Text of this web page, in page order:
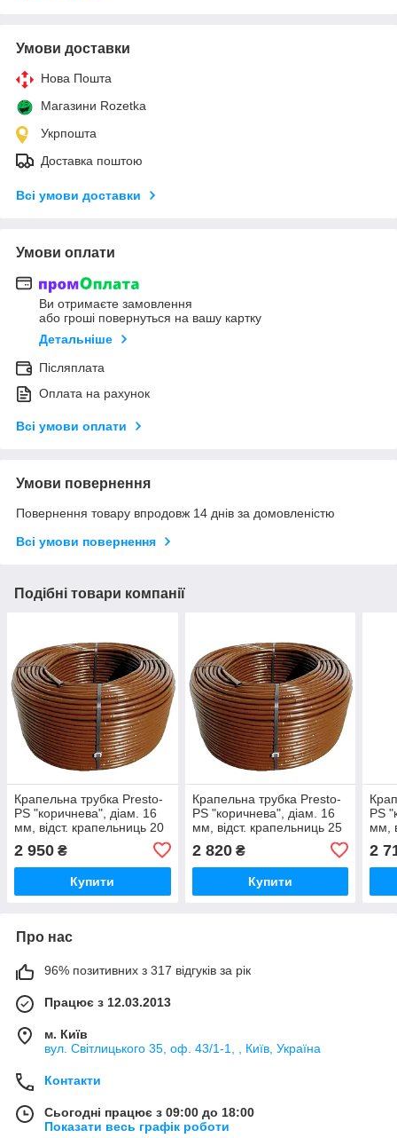
Умови доставки
Нова Пошта
Магазини Rozetka
Укрпошта
Доставка поштою
Всі умови доставки
Умови оплати
Ви отримаєте замовлення
або гроші повернуться на вашу картку
Детальніше
Післяплата
Оплата на рахунок
Всі умови оплати
Умови повернення
Повернення товару впродовж 14 днів за домовленістю
Всі умови повернення
Подібні товари компанії
Крапельна трубка Presto-
PS "коричнева", діам. 16
мм, відст. крапельниць 20
см (2 л/год), бухта 200 м -
Україна
2 950 ₴
Купити
Крапельна трубка Presto-
PS "коричнева", діам. 16
мм, відст. крапельниць 25
см (2 л/год), бухта 200 м -
Україна
2 820₴
Купити
PS
мм,
2
Про нас
96% позитивних з 317 відгуків за рік
Працює з 12.03.2013
м. Київ
вул. Світлицького 35, оф. 43/1-1, , Київ, Україна
Контакти
Сьогодні працює з 09:00 до 18:00
Показати весь графік роботи